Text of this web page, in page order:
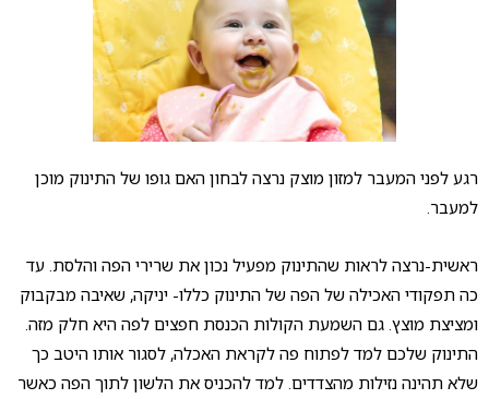
רגע לפני המעבר למזון מוצק נרצה לבחון האם גופו של התינוק מוכן
למעבר.
ראשית-נרצה לראות שהתינוק מפעיל נכון את שרירי הפה והלסת. עד
כה תפקודי האכילה של הפה של התינוק כללו- יניקה, שאיבה מבקבוק
ומציצת מוצץ. גם השמעת הקולות הכנסת חפצים לפה היא חלק מזה.
התינוק שלכם למד לפתוח פה לקראת האכלה, לסגור אותו היטב כך
שלא תהינה נזילות מהצדדים. למד להכניס את הלשון לתוך הפה כאשר